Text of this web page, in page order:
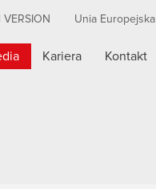
VERSION Unia Europejska
Kariera Kontakt